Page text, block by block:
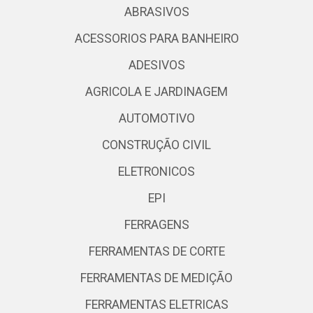
ABRASIVOS
ACESSORIOS PARA BANHEIRO
ADESIVOS
AGRICOLA E JARDINAGEM
AUTOMOTIVO
CONSTRUÇÃO CIVIL
ELETRONICOS
EPI
FERRAGENS
FERRAMENTAS DE CORTE
FERRAMENTAS DE MEDIÇÃO
FERRAMENTAS ELETRICAS